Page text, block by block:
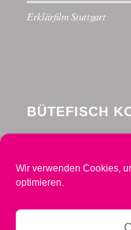
Wir verwenden Cookies,
optimieren.
Erklärfilm Stuttgart
BÜTEFISCH
Menzelstraße 30
Telefon 0711
info@buetefisch.de